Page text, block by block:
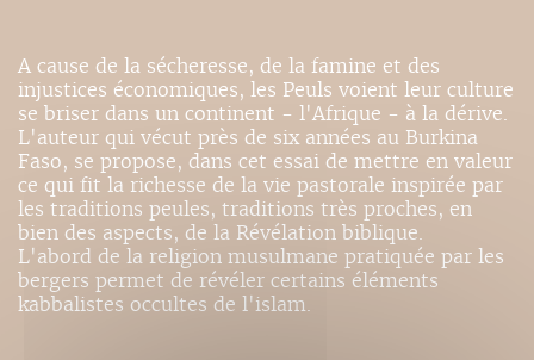
A cause de la sécheresse, de la famine et des
injustices économiques, les Peuls voient leur culture
se briser dans un continent - l'Afrique - à la dérive.
L'auteur qui vécut près de six années au Burkina
Faso, se propose, dans cet essai de mettre en valeur
ce qui fit la richesse de la vie pastorale inspirée par
les traditions peules, traditions très proches, en
bien des aspects, de la Révélation biblique.
L'abord de la religion musulmane pratiquée par les
bergers permet de révéler certains éléments
kabbalistes occultes de l'islam.